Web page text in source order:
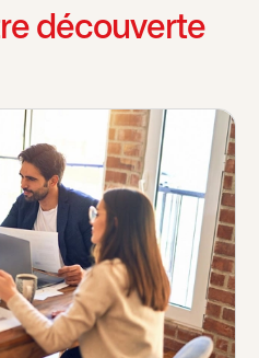
découverte